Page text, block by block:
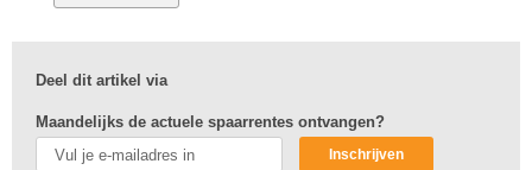
Deel dit artikel via
Maandelijks de actuele spaarrentes ontvangen?
Inschrijven